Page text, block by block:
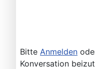
Bitte Anmelden
Konversation